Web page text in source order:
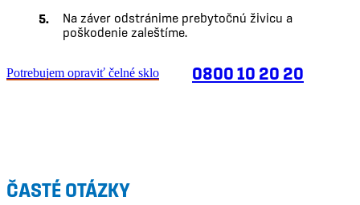
Na záver odstránime prebytočnú živicu a
poškodenie zaleštíme.
Potrebujem opraviť čelné sklo 0800 10 20 20
ČASTÉ OTÁZKY